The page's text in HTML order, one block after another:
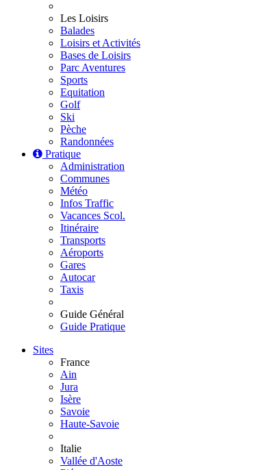
Les Loisirs
Balades
Loisirs et Activités
Bases de Loisirs
Parc Aventures
Sports
Equitation
Golf
Ski
Pèche
Randonnées
Pratique
Administration
Communes
Météo
Infos Traffic
Vacances Scol.
Itinéraire
Transports
Aéroports
Gares
Autocar
Taxis
Guide Général
Guide Pratique
Sites
France
Ain
Jura
Isère
Savoie
Haute-Savoie
Italie
Vallée d'Aoste